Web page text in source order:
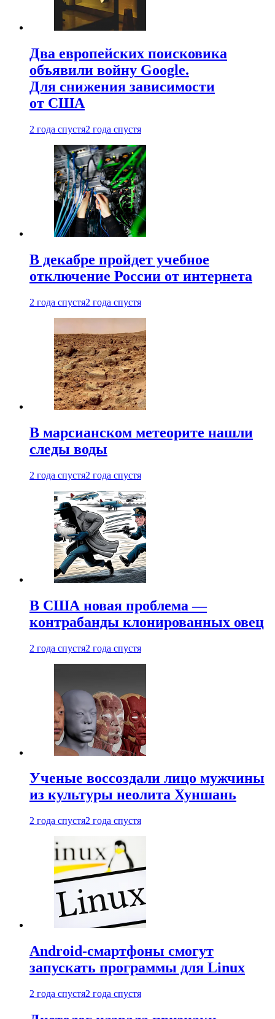
Два европейских поисковика
объявили войну Google.
Для снижения зависимости
от США
2 года спустя2 года спустя
В декабре пройдет учебное
отключение России от интернета
2 года спустя2 года спустя
В марсианском метеорите нашли
следы воды
2 года спустя2 года спустя
В США новая проблема —
контрабанды клонированных овец
2 года спустя2 года спустя
Ученые воссоздали лицо мужчины
из культуры неолита Хуншань
2 года спустя2 года спустя
Android-смартфоны смогут
запускать программы для Linux
2 года спустя2 года спустя